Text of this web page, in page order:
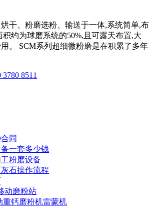
干、粉磨选粉、输送于一体,系统简单,布
积约为球磨系统的50%,且可露天布置,大
。 SCM系列超细微粉磨是在积累了多年
8511
同
一套多少钱
粉磨设备
石操作流程
动磨粉站
重钙磨粉机雷蒙机